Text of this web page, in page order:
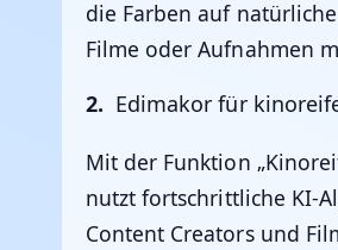
die Farben auf
Filme oder Aufnahmen
2. Edimakor für
Mit der Funktion
nutzt fortschrittliche KI-
Content Creators und